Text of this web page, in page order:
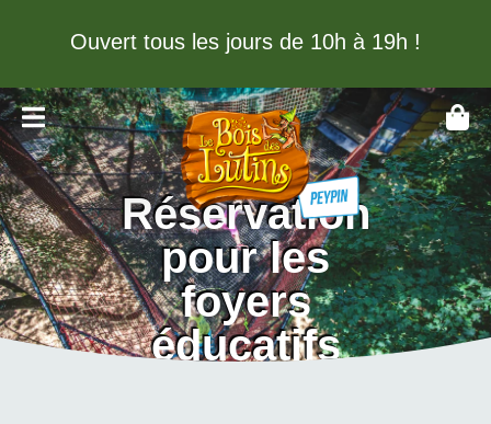
Ouvert tous les jours de 10h à 19h !
Réservation
pour les
foyers
éducatifs